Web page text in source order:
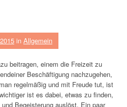
in Allgemein
beitragen, einem die Freizeit zu
Beschäftigung nachzugehen,
regelmäßig und mit Freude tut, ist
ist es dabei, etwas zu finden,
Begeisterung auslöst. Ein paar